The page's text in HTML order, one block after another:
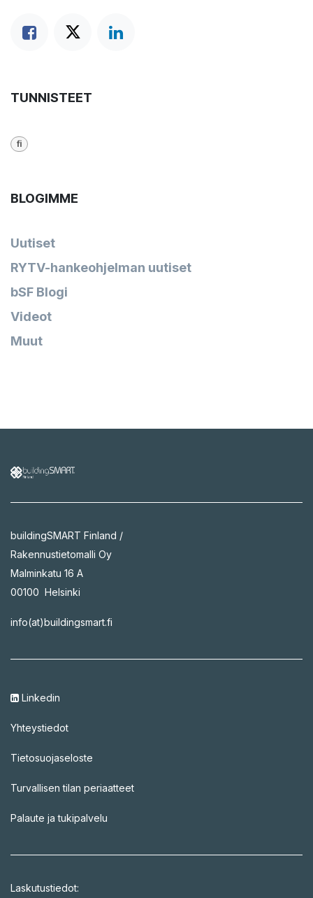
TUNNISTEET
fi
BLOGIMME
Uutiset
RYTV-hankeohjelman uutiset
bSF Blogi
Videot
Muut
buildingSMART Finland /
Rakennustietomalli Oy
Malminkatu 16 A
00100 Helsinki
info(at)buildingsmart.fi
Linkedin
Yhteystiedot
Tietosuojaseloste
Turvallisen tilan periaatteet
Palaute ja tukipalvelu
Laskutustiedot: